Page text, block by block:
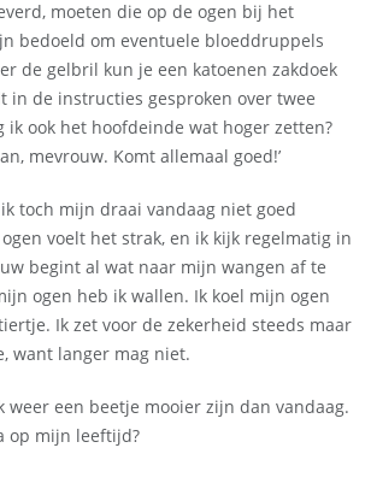
moeten die op de ogen bij het
bedoeld om eventuele bloeddruppels
de gelbril kun je een katoenen zakdoek
in de instructies gesproken over twee
ik ook het hoofdeinde wat hoger zetten?
mevrouw. Komt allemaal goed!’
toch mijn draai vandaag niet goed
voelt het strak, en ik kijk regelmatig in
begint al wat naar mijn wangen af te
ogen heb ik wallen. Ik koel mijn ogen
Ik zet voor de zekerheid steeds maar
want langer mag niet.
weer een beetje mooier zijn dan vandaag.
op mijn leeftijd?